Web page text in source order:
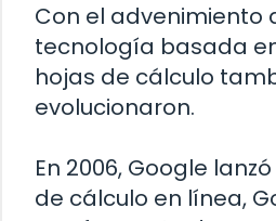
Con el advenimiento
tecnología basada
hojas de cálculo
evolucionaron.
En 2006, Google
de cálculo en línea,